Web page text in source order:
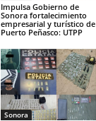
Impulsa Gobierno de
Sonora fortalecimiento
empresarial y turístico de
Puerto Peñasco: UTPP
Sonora